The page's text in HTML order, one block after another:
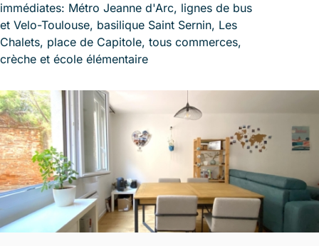
immédiates: Métro Jeanne d'Arc, lignes de bus
et Velo-Toulouse, basilique Saint Sernin, Les
Chalets, place de Capitole, tous commerces,
crèche et école élémentaire